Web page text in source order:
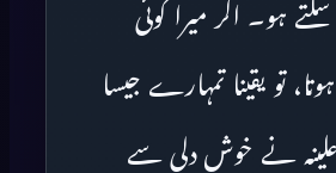
ہو۔ اگر میرا کوئی
تو یقینا تمہارے جیسا
علینہ نے خوش دلی سے